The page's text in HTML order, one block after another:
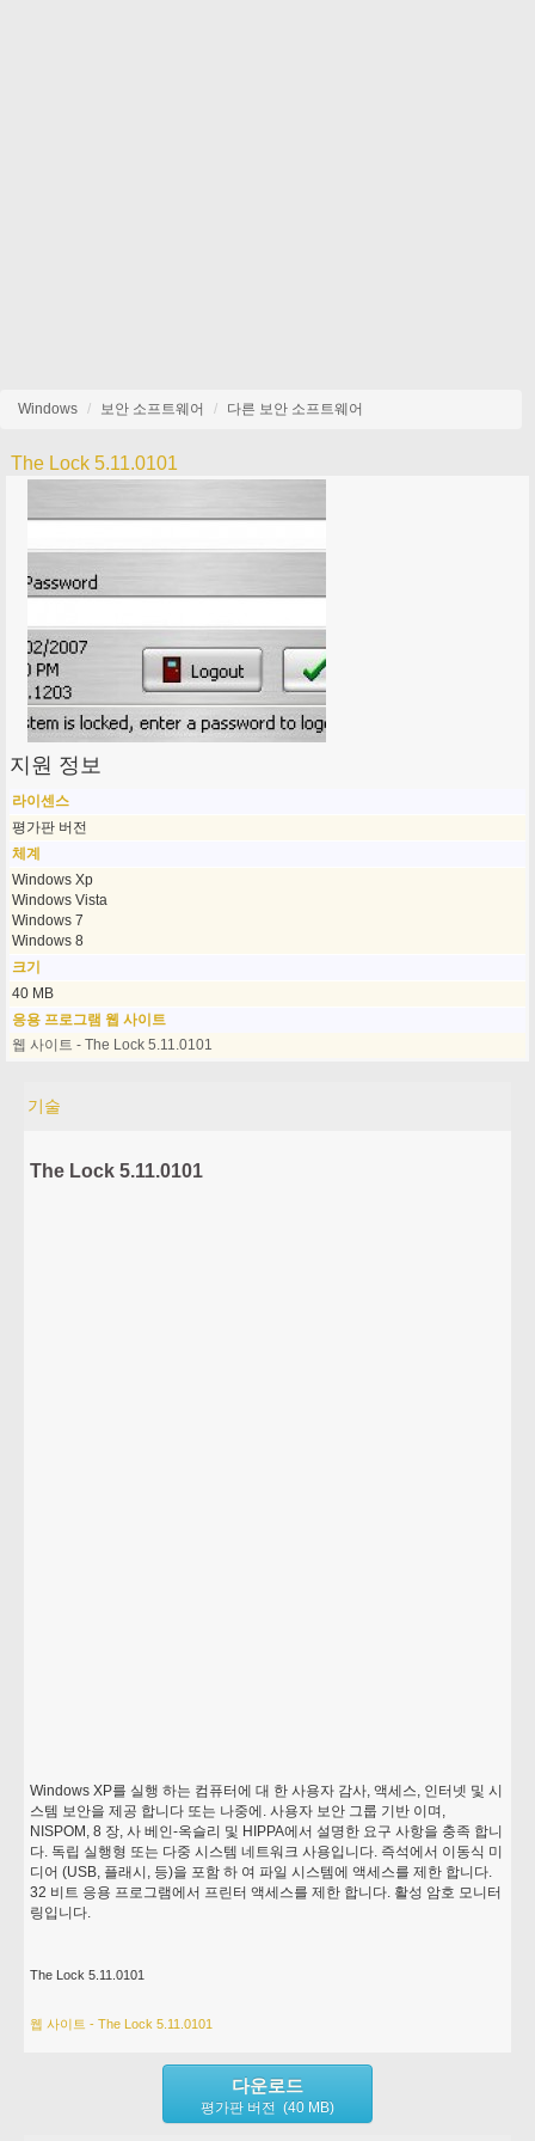
Windows 보안 소프트웨어 다른 보안 소프트웨어
The Lock 5.11.0101
지원 정보
라이센스
평가판 버전
체계
Windows Xp
Windows Vista
Windows 7
Windows 8
크기
40 MB
응용 프로그램 웹 사이트
웹 사이트 - The Lock 5.11.0101
기술
The Lock 5.11.0101
Windows XP를 실행 하는 컴퓨터에 대 한 사용자 감사, 액세스, 인터넷 및 시
스템 보안을 제공 합니다 또는 나중에. 사용자 보안 그룹 기반 이며,
NISPOM, 8 장, 사 베인-옥슬리 및 HIPPA에서 설명한 요구 사항을 충족 합니
다. 독립 실행형 또는 다중 시스템 네트워크 사용입니다. 즉석에서 이동식 미
디어 (USB, 플래시, 등)을 포함 하 여 파일 시스템에 액세스를 제한 합니다.
32 비트 응용 프로그램에서 프린터 액세스를 제한 합니다. 활성 암호 모니터
링입니다.
The Lock 5.11.0101
웹 사이트 - The Lock 5.11.0101
다운로드
평가판 버전 (40 MB)